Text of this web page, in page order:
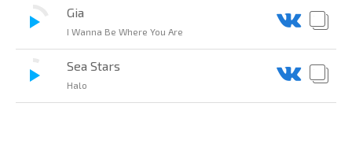
Gia
I Wanna Be Where You Are
Sea Stars
Halo